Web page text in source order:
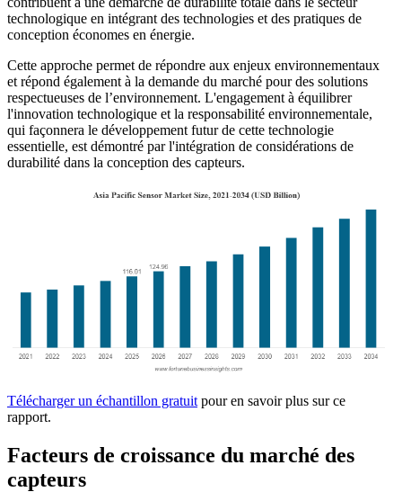
technologique en intégrant des technologies et des pratiques de
conception économes en énergie.
Cette approche permet de répondre aux enjeux environnementaux
et répond également à la demande du marché pour des solutions
respectueuses de l’environnement. L'engagement à équilibrer
l'innovation technologique et la responsabilité environnementale,
qui façonnera le développement futur de cette technologie
essentielle, est démontré par l'intégration de considérations de
durabilité dans la conception des capteurs.
Télécharger un échantillon gratuit pour en savoir plus sur ce
rapport.
Facteurs de croissance du marché des
capteurs